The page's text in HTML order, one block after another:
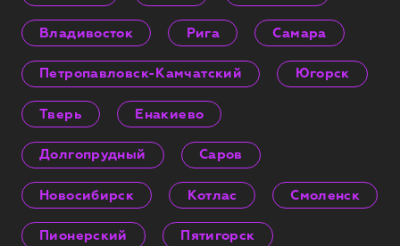
Владивосток Рига Самара
Петропавловск-Камчатский Югорск
Тверь Енакиево
Долгопрудный Саров
Новосибирск Котлас Смоленск
Пионерский Пятигорск